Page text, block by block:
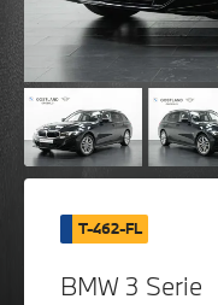
T-462-FL
BMW 3 Serie